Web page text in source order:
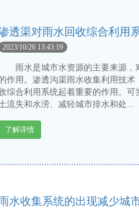
透渠对雨水回收综合利用
2023/10/26 13:43:19
雨水是城市水资源的主要来源，
作用。渗透沟渠雨水收集利用技
综合利用系统起着重要的作用。
流失和水涝、减轻城市排水和处...
了解详情
水收集系统的出现减少城